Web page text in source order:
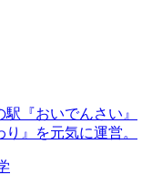
『おいでんさい』
』を元気に運営。